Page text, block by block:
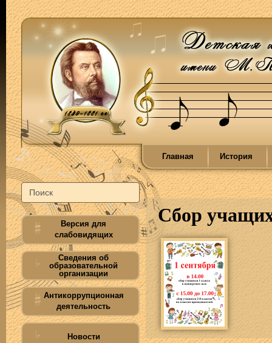
Главная История
Версия для
слабовидящих
Сведения об
образовательной
организации
Антикоррупционная
деятельность
Новости
Сбор